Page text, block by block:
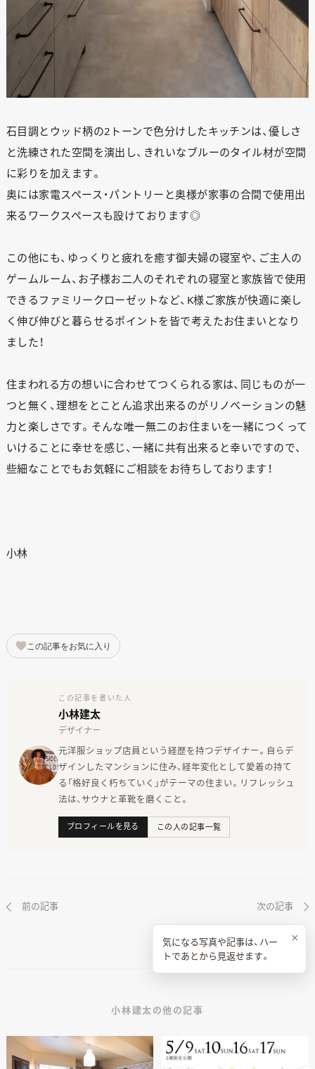
石目調とウッド柄の2トーンで色分けしたキッチンは、優しさ
と洗練された空間を演出し、きれいなブルーのタイル材が空間
に彩りを加えます。
奥には家電スペース・パントリーと奥様が家事の合間で使用出
来るワークスペースも設けております◎
この他にも、ゆっくりと疲れを癒す御夫婦の寝室や、ご主人の
ゲームルーム、お子様お二人のそれぞれの寝室と家族皆で使用
できるファミリークローゼットなど、K様ご家族が快適に楽し
く伸び伸びと暮らせるポイントを皆で考えたお住まいとなり
ました！
住まわれる方の想いに合わせてつくられる家は、同じものが一
つと無く、理想をとことん追求出来るのがリノベーションの魅
力と楽しさです。そんな唯一無二のお住まいを一緒につくって
いけることに幸せを感じ、一緒に共有出来ると幸いですので、
些細なことでもお気軽にご相談をお待ちしております！
小林
この記事をお気に入り
この記事を書いた人
小林建太
デザイナー
元洋服ショップ店員という経歴を持つデザイナー。自らデ
ザインしたマンションに住み、経年変化として愛着の持て
る「格好良く朽ちていく」がテーマの住まい。リフレッシュ
法は、サウナと革靴を磨くこと。
プロフィールを見る この人の記事一覧
前の記事 次の記事
小林建太の他の記事
×
気になる写真や記事は、ハー
トであとから見返せます。